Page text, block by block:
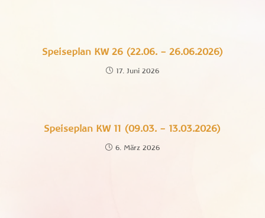
Speiseplan KW 26 (22.06. – 26.06.2026)
17. Juni 2026
Speiseplan KW 11 (09.03. – 13.03.2026)
6. März 2026